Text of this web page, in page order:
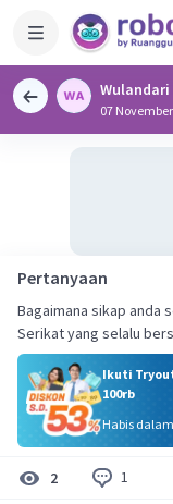
Wulandari
07
Pertanyaan
Bagaimana sikap anda
Serikat yang selalu
Ikuti
100rb
Habis dalam
2 1